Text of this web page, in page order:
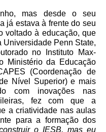
mas desde o seu
já estava à frente do seu
voltado à educação, que
Universidade Penn State,
no Instituto Max-
Ministério da Educação
(Coordenação de
Nível Superior) e mais
com inovações nas
fez com que a
a criatividade nas aulas
para a formação dos
o IESB, mas eu